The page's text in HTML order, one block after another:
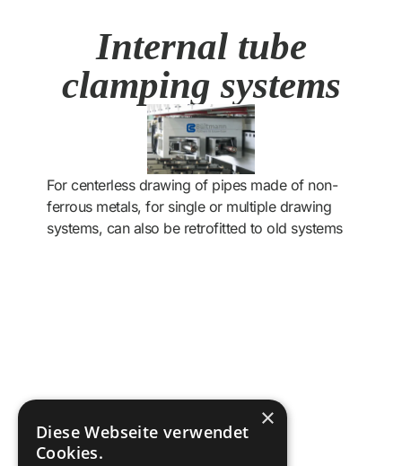
Internal tube
clamping systems
For centerless drawing of pipes made of non-
ferrous metals, for single or multiple drawing
systems, can also be retrofitted to old systems
×
Diese Webseite verwendet
Cookies.